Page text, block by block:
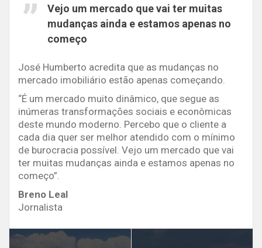
Vejo um mercado que vai ter muitas
mudanças ainda e estamos apenas no
começo
José Humberto acredita que as mudanças no
mercado imobiliário estão apenas começando.
“É um mercado muito dinâmico, que segue as
inúmeras transformações sociais e econômicas
deste mundo moderno. Percebo que o cliente a
cada dia quer ser melhor atendido com o mínimo
de burocracia possível. Vejo um mercado que vai
ter muitas mudanças ainda e estamos apenas no
começo”.
Breno Leal
Jornalista